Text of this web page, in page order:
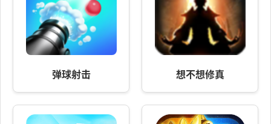
弹球射击 想不想修真